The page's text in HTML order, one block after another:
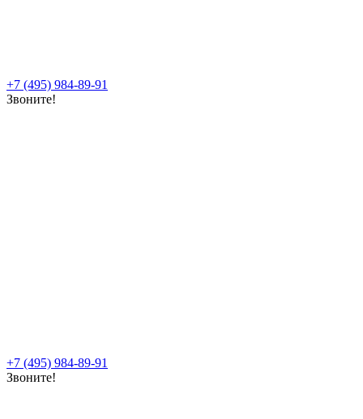
+7 (495) 984-89-91
Звоните!
+7 (495) 984-89-91
Звоните!